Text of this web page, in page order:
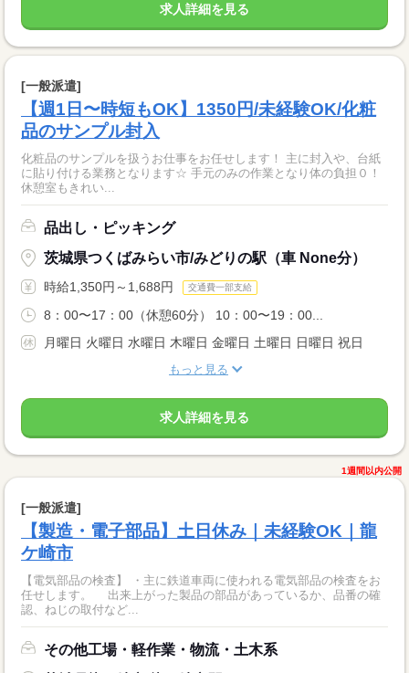
求人詳細を見る
[一般派遣]
【週1日〜時短もOK】1350円/未経験OK/化粧
品のサンプル封入
化粧品のサンプルを扱うお仕事をお任せします！ 主に封入や、台紙
に貼り付ける業務となります☆ 手元のみの作業となり体の負担０！
休憩室もきれい...
品出し・ピッキング
茨城県つくばみらい市/みどりの駅（車 None分）
時給1,350円～1,688円 交通費一部支給
8：00〜17：00（休憩60分） 10：00〜19：00...
月曜日 火曜日 水曜日 木曜日 金曜日 土曜日 日曜日 祝日
もっと見る
求人詳細を見る
1週間以内公開
[一般派遣]
【製造・電子部品】土日休み｜未経験OK｜龍
ケ崎市
【電気部品の検査】 ・主に鉄道車両に使われる電気部品の検査をお
任せします。 出来上がった製品の部品があっているか、品番の確
認、ねじの取付など...
その他工場・軽作業・物流・土木系